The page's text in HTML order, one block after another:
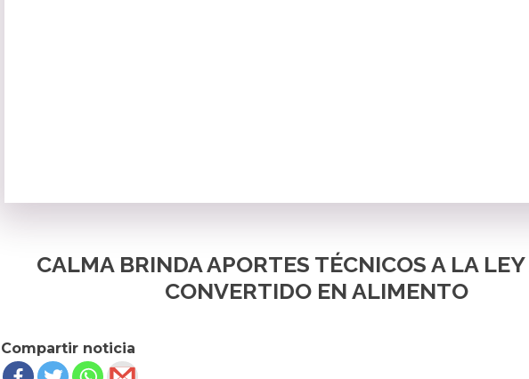
CALMA BRINDA APORTES TÉCNICOS A LA
CONVERTIDO EN ALIMENTO
Compartir noticia